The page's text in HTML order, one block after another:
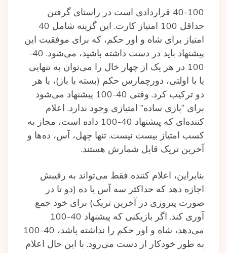
40-100 قراردادی است در راستای گرفتن
حداقل 100 امتیاز کارت. این گزینه شامل 40
امتیاز برای شاه و اور حکم، که برای موفقیت این
پیشنهاد باید در دست داشته باشید، می‌شود. 40-
100 در هر یک از چهار خال را می‌توان به تنهایی
یا با اولتی، دورچمارس حکم (بسته یا باز)، یا هر
دو ترکیب کرد. وقتی 40-100 پیشنهاد می‌شود
برای “بازی ساده” امتیازی وجود ندارد. اعلام
کننده‌ای که پیشنهاد 40-100 داده است، مجاز به
کسب امتیاز بیست نیست. تنها چهل، آس، ده‌ها و
آخرین تریک قابل شمارش هستند.
بنابراین، اعلام کننده فقط می‌تواند به رقیبش
اجازه دهد که حداکثر سه آس یا ده (دو تا در
صورت پیروزی در آخرین تریک) برای خود جمع
آوری کند. اگر بازیکنی که پیشنهاد 40-100
می‌دهد، شاه و اور حکم را نداشته باشد، 40-100
به طور خودکار از دست می‌رود. با این حال اعلام